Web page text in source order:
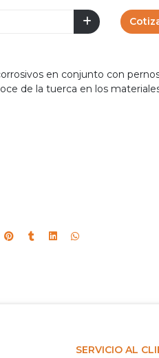
en conjunto con
de la tuerca en los
SERVICIO AL